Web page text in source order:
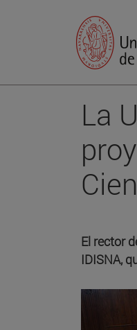
La
El rector
IDISNA,